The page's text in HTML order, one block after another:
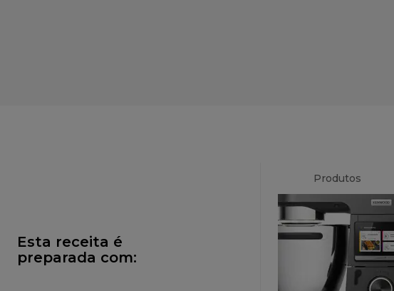
Esta receita é
preparada com:
Produtos